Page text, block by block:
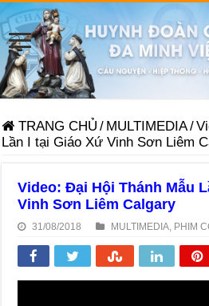
TRANG CHỦ / MULTIMEDIA/
Lần I tại Giáo Xứ Vinh Sơn Liêm
Video: Đại Hội Thánh Mẫu
Vinh Sơn Liêm Calgary
31/08/2018 MULTIMEDIA PHIM